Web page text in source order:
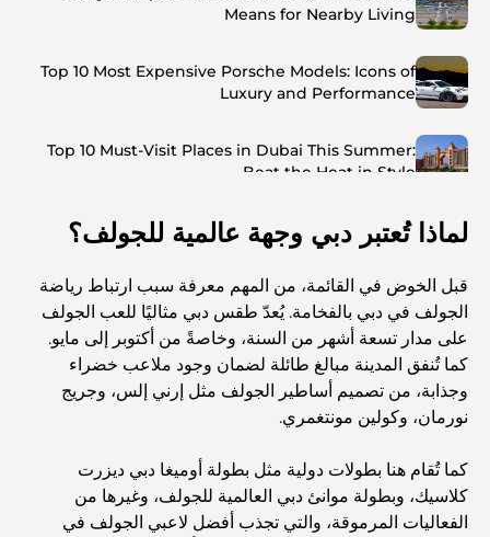
Means for Nearby Living
Top 10 Most Expensive Porsche Models: Icons of
Luxury and Performance
Top 10 Must-Visit Places in Dubai This Summer:
Beat the Heat in Style
Top 7 Busiest Airports in the World: Hub of Global
Travel
Abu Dhabi vs Dubai: A Practical Comparison for
Investors and Residents
Best Schools in Downtown Dubai: A Guide for
Families
أشياء يمكنك القيام بها في دبي خلال فصل الصيف: دليلك الأمثل
للتغلب على الحرارة
لماذا تُعتبر دبي وجهة عالمية للجولف؟
قبل الخوض في القائمة، من المهم معرفة سبب ارتباط رياضة
الجولف في دبي بالفخامة. يُعدّ طقس دبي مثاليًا للعب الجولف
على مدار تسعة أشهر من السنة، وخاصةً من أكتوبر إلى مايو.
كما تُنفق المدينة مبالغ طائلة لضمان وجود ملاعب خضراء
وجذابة، من تصميم أساطير الجولف مثل إرني إلس، وجريج
نورمان، وكولين مونتغمري.
كما تُقام هنا بطولات دولية مثل بطولة أوميغا دبي ديزرت
كلاسيك، وبطولة موانئ دبي العالمية للجولف، وغيرها من
الفعاليات المرموقة، والتي تجذب أفضل لاعبي الجولف في